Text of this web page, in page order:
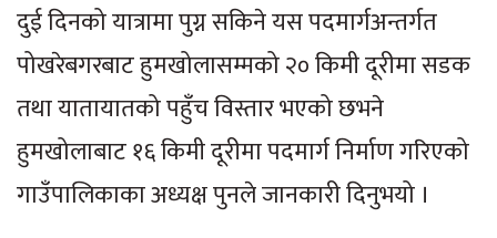
दुई दिनको यात्रामा पुग्न सकिने यस पदमार्गअन्तर्गत
पोखरेबगरबाट हुमखोलासम्मको २० किमी दूरीमा सडक
तथा यातायातको पहुँच विस्तार भएको छभने
हुमखोलाबाट १६ किमी दूरीमा पदमार्ग निर्माण गरिएको
गाउँपालिकाका अध्यक्ष पुनले जानकारी दिनुभयो ।